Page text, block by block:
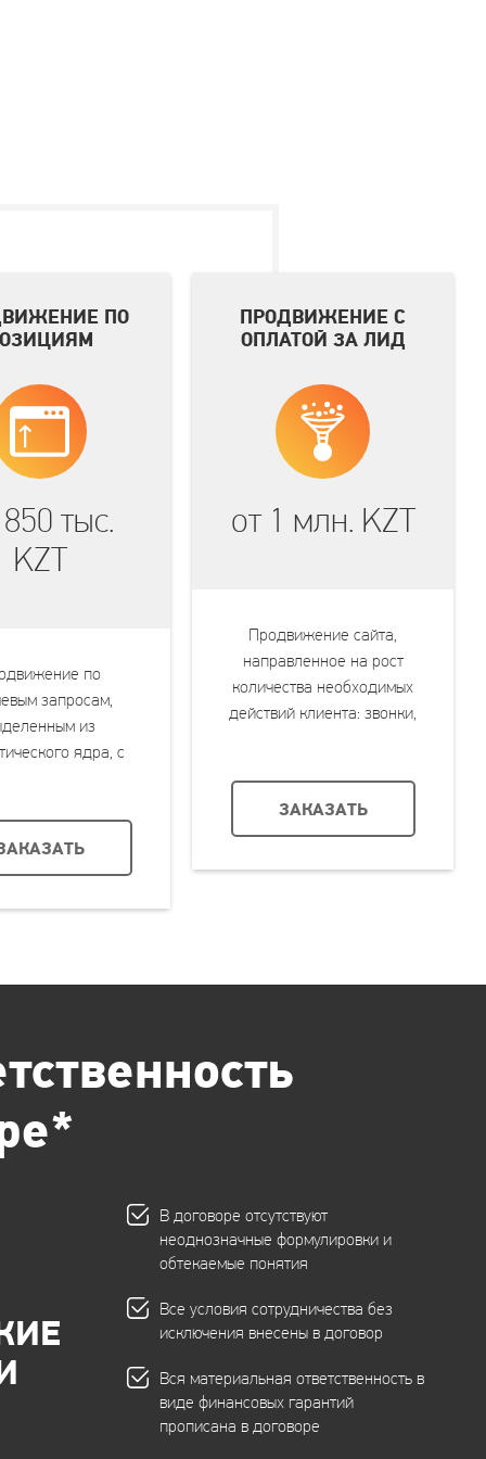
ПО
тыс.
KZT
по
запросам,
из
ядра, с
ПРОДВИЖЕНИЕ С
ОПЛАТОЙ ЗА ЛИД
от 1 млн. KZT
Продвижение сайта,
направленное на рост
количества необходимых
действий клиента: звонки,
ЗАКАЗАТЬ
В договоре отсутствуют
неоднозначные формулировки и
обтекаемые понятия
Все условия сотрудничества без
исключения внесены в договор
Вся материальная ответственность в
виде финансовых гарантий
прописана в договоре